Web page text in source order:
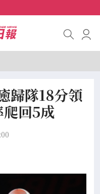
歸隊18分領
回5成